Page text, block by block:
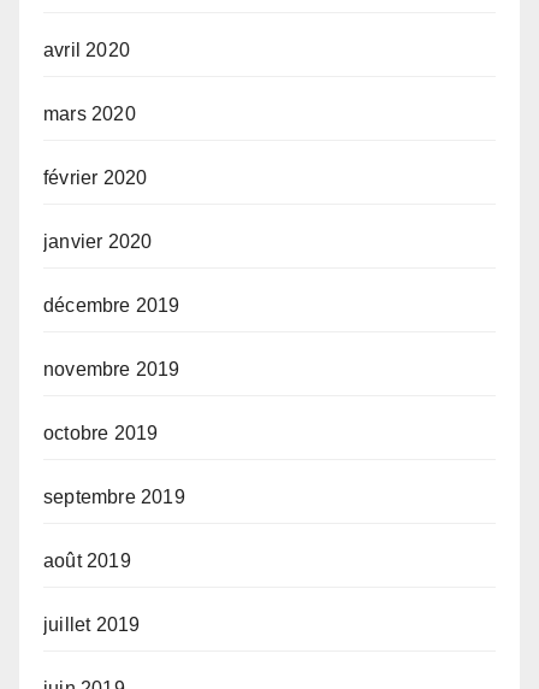
avril 2020
mars 2020
février 2020
janvier 2020
décembre 2019
novembre 2019
octobre 2019
septembre 2019
août 2019
juillet 2019